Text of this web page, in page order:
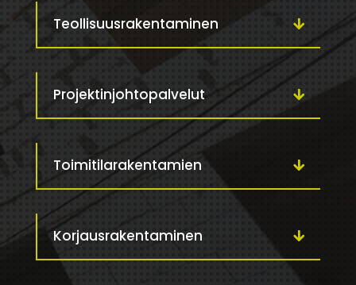
Teollisuusrakentaminen
Projektinjohtopalvelut
Toimitilarakentamien
Korjausrakentaminen